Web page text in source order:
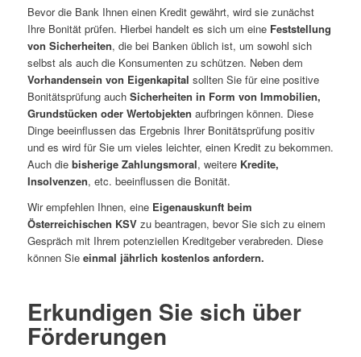
Bevor die Bank Ihnen einen Kredit gewährt, wird sie zunächst
Ihre Bonität prüfen. Hierbei handelt es sich um eine Feststellung
von Sicherheiten, die bei Banken üblich ist, um sowohl sich
selbst als auch die Konsumenten zu schützen. Neben dem
Vorhandensein von Eigenkapital sollten Sie für eine positive
Bonitätsprüfung auch Sicherheiten in Form von Immobilien,
Grundstücken oder Wertobjekten aufbringen können. Diese
Dinge beeinflussen das Ergebnis Ihrer Bonitätsprüfung positiv
und es wird für Sie um vieles leichter, einen Kredit zu bekommen.
Auch die bisherige Zahlungsmoral, weitere Kredite,
Insolvenzen, etc. beeinflussen die Bonität.
Wir empfehlen Ihnen, eine Eigenauskunft beim
Österreichischen KSVzu beantragen, bevor Sie sich zu einem
Gespräch mit Ihrem potenziellen Kreditgeber verabreden. Diese
können Sie einmal jährlich kostenlos anfordern.
Erkundigen Sie sich über
Förderungen